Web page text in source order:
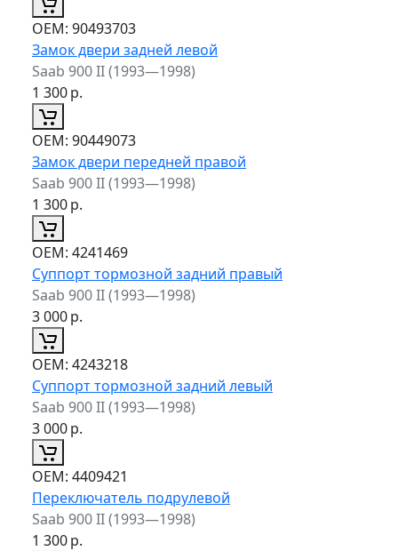
ОЕМ: 90493703
Замок двери задней левой
Saab 900 II (1993—1998)
1 300р.
ОЕМ: 90449073
Замок двери передней правой
Saab 900 II (1993—1998)
1 300р.
ОЕМ: 4241469
Суппорт тормозной задний правый
Saab 900 II (1993—1998)
3 000р.
ОЕМ: 4243218
Суппорт тормозной задний левый
Saab 900 II (1993—1998)
3 000р.
ОЕМ: 4409421
Переключатель подрулевой
Saab 900 II (1993—1998)
1 300р.